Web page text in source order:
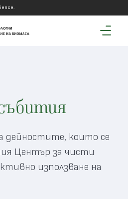
дейностите, които се
Център за чисти
използване на